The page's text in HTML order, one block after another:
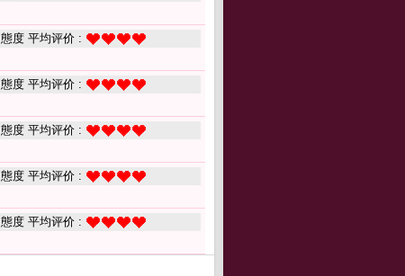
態度 平均评价 :
態度 平均评价 :
態度 平均评价 :
態度 平均评价 :
態度 平均评价 :